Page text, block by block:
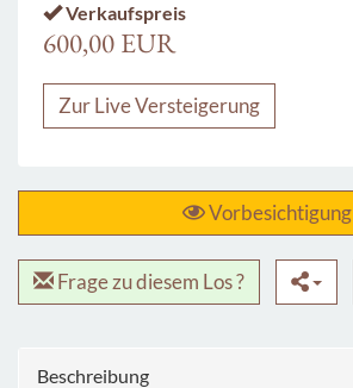
Verkaufspreis
600,00 EUR
Zur Live Versteigerung
Vorbesichtigung
Frage zu diesem Los ?
Beschreibung